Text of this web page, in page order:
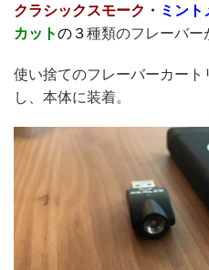
クラシックスモーク ・ ミント
カットの３種類のフレーバー
使い捨てのフレーバーカー
し、本体に装着。